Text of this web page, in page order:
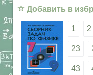
☆ Добавить в
1 2
23
43